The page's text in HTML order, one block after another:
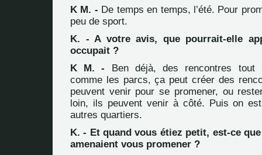
K M. - De temps en temps, l’été. Pour
peu de sport.
K. - A votre avis, que pourrait-elle
occupait ?
K M. - Ben déjà, des rencontres tout
comme les parcs, ça peut créer des
peuvent venir pour se promener, ou
loin, ils peuvent venir à côté. Puis on
autres quartiers.
K. - Et quand vous étiez petit, est-ce
amenaient vous promener ?